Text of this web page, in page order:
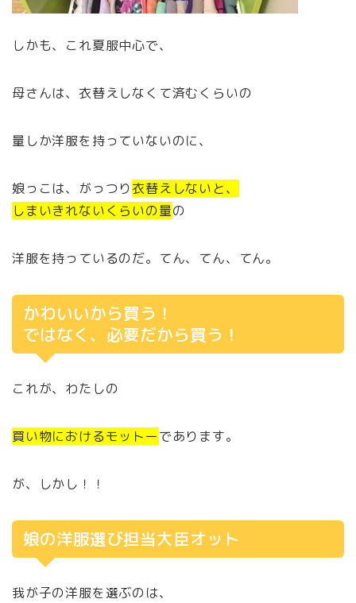
しかも、これ夏服中心で、
母さんは、衣替えしなくて済むくらいの
量しか洋服を持っていないのに、
娘っこは、がっつり衣替えしないと、
しまいきれないくらいの量の
洋服を持っているのだ。てん、てん、てん。
かわいいから買う！
ではなく、必要だから買う！
これが、わたしの
買い物におけるモットーであります。
が、しかし！！
娘の洋服選び担当大臣オット
我が子の洋服を選ぶのは、